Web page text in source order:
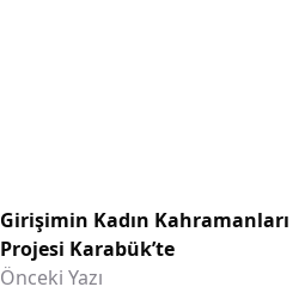
Girişimin Kadın Kahramanları
Projesi Karabük’te
Önceki Yazı